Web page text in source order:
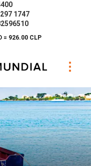
1747
= 926.00 CLP